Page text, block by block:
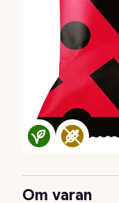
Om varan